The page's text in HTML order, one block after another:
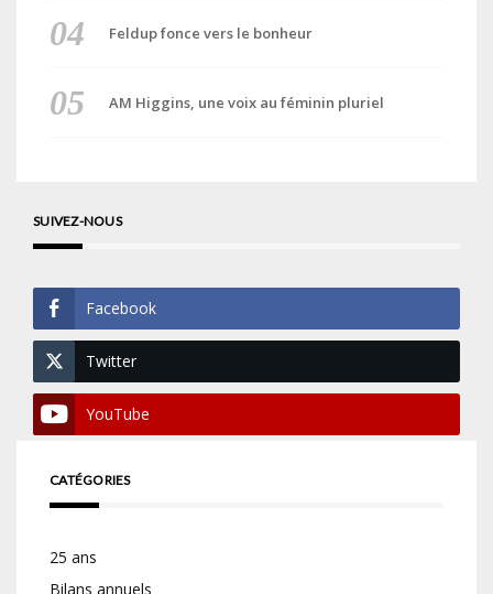
Feldup fonce vers le bonheur
AM Higgins, une voix au féminin pluriel
SUIVEZ-NOUS
Facebook
Twitter
YouTube
CATÉGORIES
25 ans
Bilans annuels